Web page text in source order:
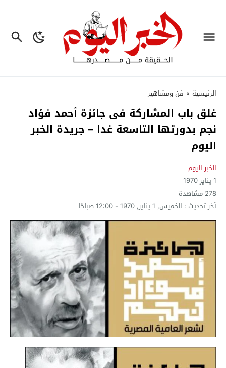
الرئيسية » فن ومشاهير
غلق باب المشاركة فى جائزة أحمد فؤاد
نجم بدورتها التاسعة غدا – جريدة الخبر
اليوم
الخبر اليوم
1 يناير 1970
278 مشاهدة
آخر تحديث : الخميس, 1 يناير, 1970 - 12:00 صباحًا